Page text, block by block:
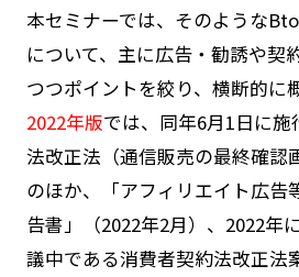
本セミナーでは、そのような
について、主に広告・勧誘や契
つつポイントを絞り、横断的に
2022年版では、同年6月1日に
法改正法（通信販売の最終確認
のほか、「アフィリエイト広告
告書」（2022年2月）、2022年
議中である消費者契約法改正法